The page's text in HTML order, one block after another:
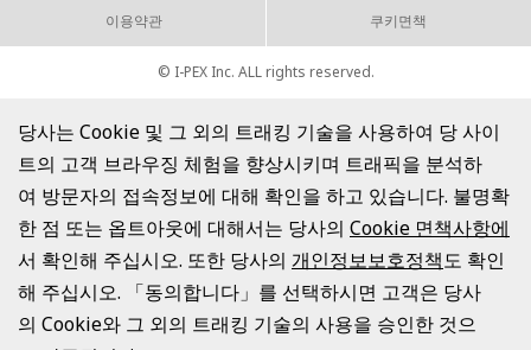
이용약관 쿠키면책
© I-PEX Inc. ALL rights reserved.
당사는 Cookie 및 그 외의 트래킹 기술을 사용하여 당 사이
트의 고객 브라우징 체험을 향상시키며 트래픽을 분석하
여 방문자의 접속정보에 대해 확인을 하고 있습니다. 불명확
한 점 또는 옵트아웃에 대해서는 당사의 Cookie 면책사항에
서 확인해 주십시오. 또한 당사의 개인정보보호정책도 확인
해 주십시오. 「동의합니다」를 선택하시면 고객은 당사
의 Cookie와 그 외의 트래킹 기술의 사용을 승인한 것으